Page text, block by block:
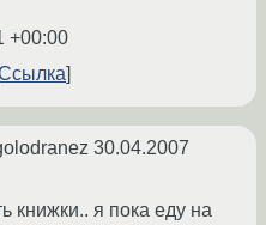
+00:00
30.04.2007
книжки.. я пока еду на